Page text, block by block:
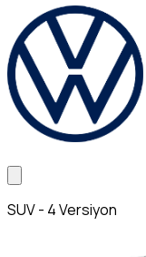
SUV - 4 Versiyon